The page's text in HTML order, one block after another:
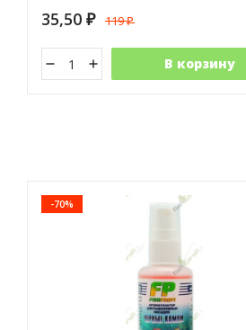
35,50 ₽ 119₽
В корзину
-70%